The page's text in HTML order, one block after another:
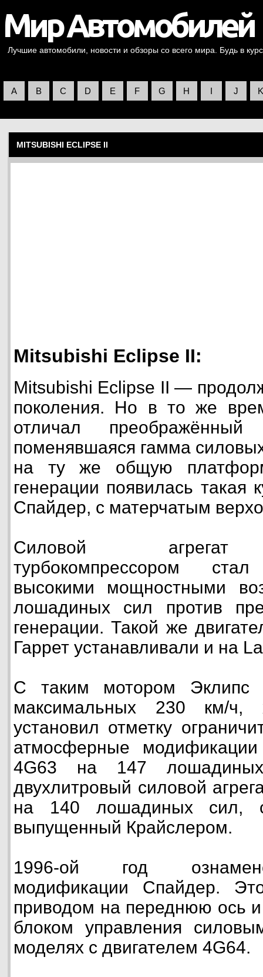
Лучшие автомобили, новости и обзоры со всего мира. Будь в
A B C D E F G H I J K
MITSUBISHI ECLIPSE II
Mitsubishi Eclipse II:
Mitsubishi Eclipse II —
поколения. Но в то же
отличал
поменявшаяся гамма
на ту же общую
генерации появилась такая
Спайдер, с матерчатым
Силовой агрегат
турбокомпрессором
высокими мощностными
лошадиных сил против
генерации. Такой же
Гаррет устанавливали и на
С таким мотором Эклипс
максимальных 230 км/ч,
установил отметку
атмосферные
4G63 на 147
двухлитровый силовой
на 140 лошадиных сил,
выпущенный Крайслером.
1996-ой год
модификации Спайдер.
приводом на переднюю ось
блоком управления
моделях с двигателем 4G64.